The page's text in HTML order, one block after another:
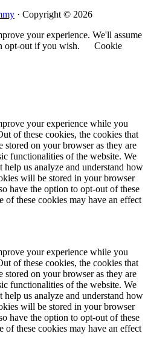
· Copyright © 2026
your experience. We'll assume
opt-out if you wish.
Cookie
your experience while you
of these cookies, the cookies that
stored on your browser as they are
functionalities of the website. We
help us analyze and understand how
will be stored in your browser
have the option to opt-out of these
these cookies may have an effect
your experience while you
of these cookies, the cookies that
stored on your browser as they are
functionalities of the website. We
help us analyze and understand how
will be stored in your browser
have the option to opt-out of these
these cookies may have an effect